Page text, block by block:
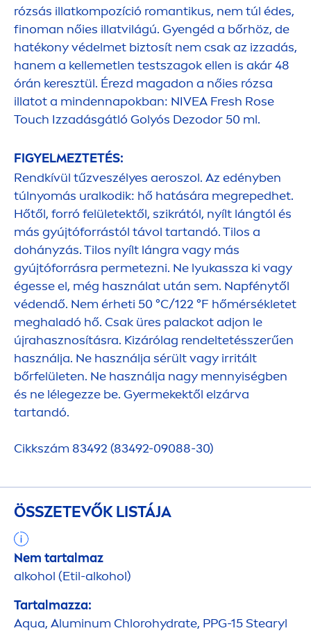
rózsás illatkompozíció romantikus, nem túl édes,
finoman nőies illatvilágú. Gyengéd a bőrhöz, de
hatékony védelmet biztosít nem csak az izzadás,
hanem a kellemetlen testszagok ellen is akár 48
órán keresztül. Érezd magadon a nőies rózsa
illatot a mindennapokban: NIVEA Fresh Rose
Touch Izzadásgátló Golyós Dezodor 50 ml.
FIGYELMEZTETÉS:
Rendkívül tűzveszélyes aeroszol. Az edényben
túlnyomás uralkodik: hő hatására megrepedhet.
Hőtől, forró felületektől, szikrától, nyílt lángtól és
más gyújtóforrástól távol tartandó. Tilos a
dohányzás. Tilos nyílt lángra vagy más
gyújtóforrásra permetezni. Ne lyukassza ki vagy
égesse el, még használat után sem. Napfénytől
védendő. Nem érheti 50 °C/122 °F hőmérsékletet
meghaladó hő. Csak üres palackot adjon le
újrahasznosításra. Kizárólag rendeltetésszerűen
használja. Ne használja sérült vagy irritált
bőrfelületen. Ne használja nagy mennyiségben
és ne lélegezze be. Gyermekektől elzárva
tartandó.
Cikkszám 83492 (83492-09088-30)
ÖSSZETEVŐK LISTÁJA
Nem tartalmaz
alkohol (Etil-alkohol)
Tartalmazza:
Aqua, Aluminum Chlorohydrate, PPG-15 Stearyl